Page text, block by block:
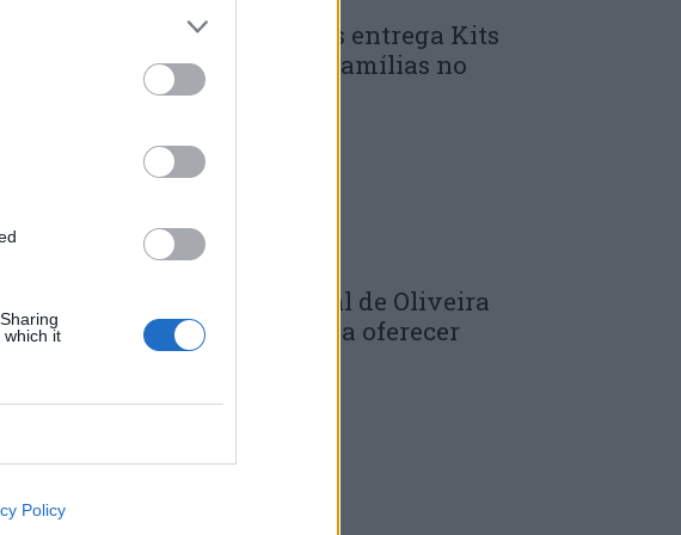
which it
Policy
à
da
Município de Góis entrega Kits
Comunitários às famílias no
âmbito do...
Câmara Municipal de Oliveira
do Hospital volta a oferecer
cadernos de...